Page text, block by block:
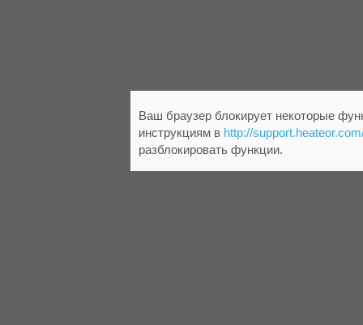
Ваш браузер блокирует некоторые
инструкциям в http://
разблокировать функции.